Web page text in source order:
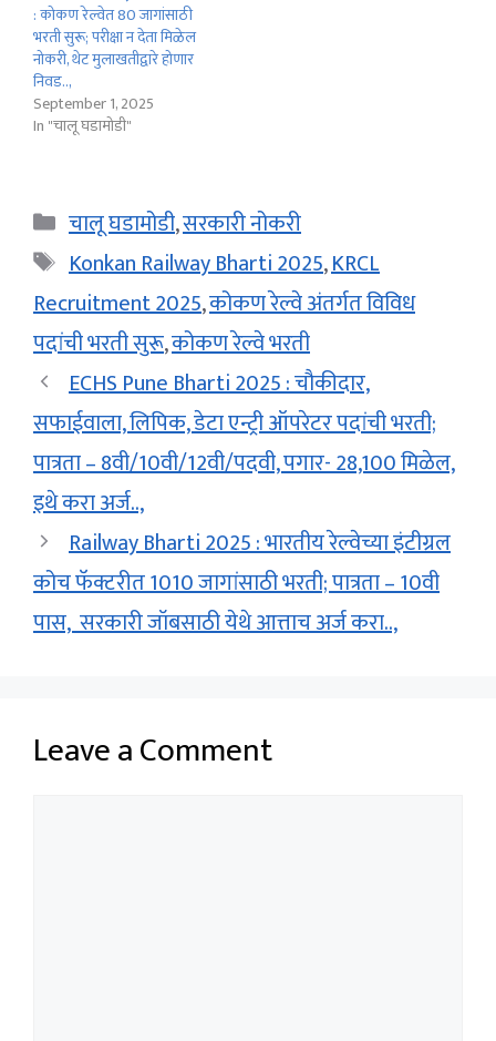
: कोकण रेल्वेत 80 जागांसाठी
भरती सुरू; परीक्षा न देता मिळेल
नोकरी, थेट मुलाखतीद्वारे होणार
निवड..,
September 1, 2025
In "चालू घडामोडी"
Categories
चालू घडामोडी,सरकारी नोकरी
Tags
Konkan Railway Bharti 2025,KRCL
Recruitment 2025,कोकण रेल्वे अंतर्गत विविध
पदांची भरती सुरू,कोकण रेल्वे भरती
ECHS Pune Bharti 2025 : चौकीदार,
सफाईवाला, लिपिक, डेटा एन्ट्री ऑपरेटर पदांची भरती;
पात्रता – 8वी/10वी/12वी/पदवी, पगार- 28,100 मिळेल,
इथे करा अर्ज..,
Railway Bharti 2025 : भारतीय रेल्वेच्या इंटीग्रल
कोच फॅक्टरीत 1010 जागांसाठी भरती; पात्रता – 10वी
पास, सरकारी जॉबसाठी येथे आत्ताच अर्ज करा..,
Leave a Comment